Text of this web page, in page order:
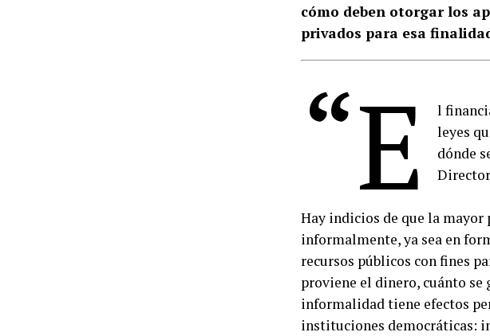
cómo deben otorgar los
privados para esa
“E
l
leyes
dónde
Hay indicios de que la mayor
informalmente, ya sea en
recursos públicos con fines
proviene el dinero, cuánto se
informalidad tiene efectos
instituciones democráticas: